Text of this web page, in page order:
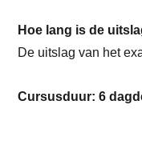
Hoe lang is de
De uitslag van het
Cursusduur: 6